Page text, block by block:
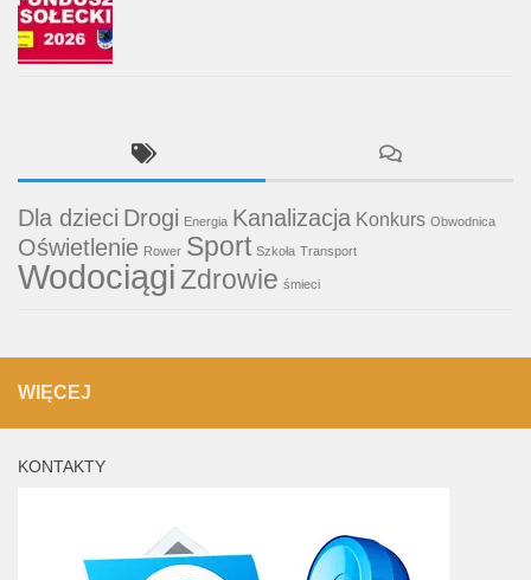
Dla dzieci Drogi Energia Kanalizacja Konkurs Obwodnica
Oświetlenie Rower Sport Szkoła Transport
WodociągiZdrowie śmieci
WIĘCEJ
KONTAKTY